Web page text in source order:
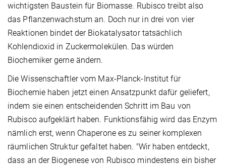
wichtigsten Baustein für Biomasse. Rubisco treibt also
das Pflanzenwachstum an. Doch nur in drei von vier
Reaktionen bindet der Biokatalysator tatsächlich
Kohlendioxid in Zuckermolekülen. Das würden
Biochemiker gerne ändern.
Die Wissenschaftler vom Max-Planck-Institut für
Biochemie haben jetzt einen Ansatzpunkt dafür geliefert,
indem sie einen entscheidenden Schritt im Bau von
Rubisco aufgeklärt haben. Funktionsfähig wird das Enzym
nämlich erst, wenn Chaperone es zu seiner komplexen
räumlichen Struktur gefaltet haben. "Wir haben entdeckt,
dass an der Biogenese von Rubisco mindestens ein bisher